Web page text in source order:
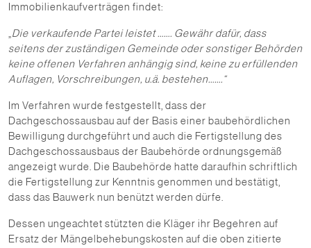
Immobilienkaufverträgen findet:
Die verkaufende Partei leistet ……. Gewähr dafür, dass
seitens der zuständigen Gemeinde oder sonstiger Behörden
keine offenen Verfahren anhängig sind, keine zu erfüllenden
Auflagen, Vorschreibungen, u.ä. bestehen…….“
Im Verfahren wurde festgestellt, dass der
Dachgeschossausbau auf der Basis einer baubehördlichen
Bewilligung durchgeführt und auch die Fertigstellung des
Dachgeschossausbaus der Baubehörde ordnungsgemäß
angezeigt wurde. Die Baubehörde hatte daraufhin schriftlich
die Fertigstellung zur Kenntnis genommen und bestätigt,
dass das Bauwerk nun benützt werden dürfe.
Dessen ungeachtet stützten die Kläger ihr Begehren auf
Ersatz der Mängelbehebungskosten auf die oben zitierte